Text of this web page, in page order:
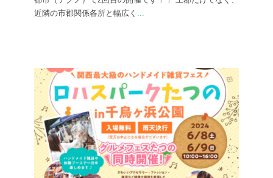
近隣の市郡関係各所と幅広く ...